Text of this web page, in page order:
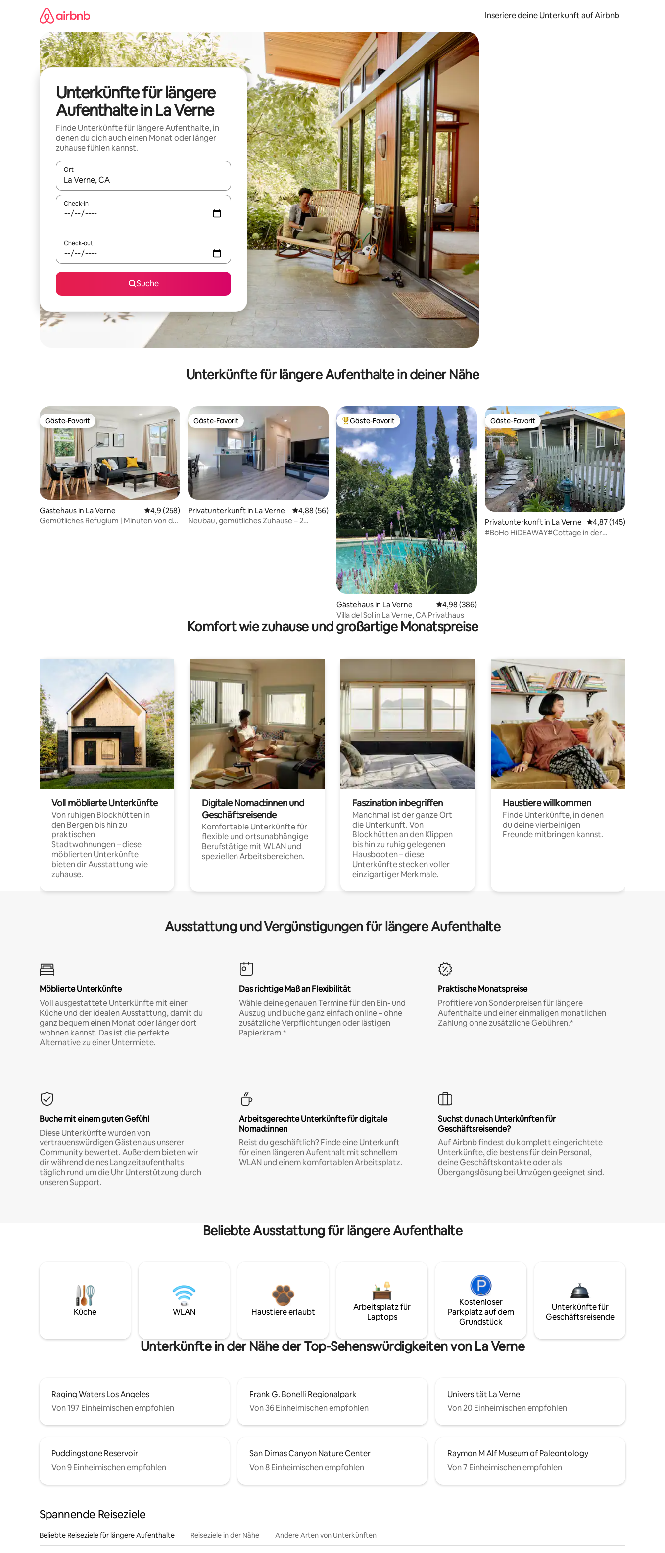
Inseriere deine Unterkunft auf Airbnb
Unterkünfte für längere
Aufenthalte in La Verne
Finde Unterkünfte für längere Aufenthalte, in
denen du dich auch einen Monat oder länger
zuhause fühlen kannst.
Ort
Wenn Ergebnisse verfügbar sind, navigiere mit den Pfeiltasten nach oben und unten oder erkunde die Ergebnisse durch Berühren oder Wischgesten.
Check-in
Check-out
Suche
Unterkünfte für längere Aufenthalte in deiner Nähe
Gäste-Favorit
Gäste-Favorit
Gästehaus in La Verne Durchschnittliche Bewertung: 4,9 von 5, 258 Bewertungen
4,9 (258)
Gemütliches Refugium | Minuten von der
Gäste-Favorit
Gäste-Favorit
Privatunterkunft in La Verne Durchschnittliche Bewertung: 4,88 von 5, 56 Bewertungen
4,88 (56)
Neubau, gemütliches Zuhause – 2
Beliebter Gäste-Favorit.
Gäste-Favorit
Gästehaus in La Verne Durchschnittliche Bewertung: 4,98 von 5, 386 Bewertungen
4,98 (386)
Villa del Sol in La Verne, CA Privathaus
Gäste-Favorit
Gäste-Favorit
Privatunterkunft in La Verne Durchschnittliche
4,87 (145)
#BoHo HiDEAWAY#Cottage in der
Komfort wie zuhause und großartige Monatspreise
Voll möblierte Unterkünfte
Von ruhigen Blockhütten in
den Bergen bis hin zu
praktischen
Stadtwohnungen – diese
möblierten Unterkünfte
bieten dir Ausstattung wie
zuhause.
Digitale Nomad:innen und
Geschäftsreisende
Komfortable Unterkünfte für
flexible und ortsunabhängige
Berufstätige mit WLAN und
speziellen Arbeitsbereichen.
Faszination inbegriffen
Manchmal ist der ganze Ort
die Unterkunft. Von
Blockhütten an den Klippen
bis hin zu ruhig gelegenen
Hausbooten – diese
Unterkünfte stecken voller
einzigartiger Merkmale.
Haustiere willkommen
Finde Unterkünfte, in denen
du deine vierbeinigen
Freunde mitbringen kannst.
Ausstattung und Vergünstigungen für längere Aufenthalte
Möblierte Unterkünfte
Voll ausgestattete Unterkünfte mit einer
Küche und der idealen Ausstattung, damit du
ganz bequem einen Monat oder länger dort
wohnen kannst. Das ist die perfekte
Alternative zu einer Untermiete.
Das richtige Maß an Flexibilität
Wähle deine genauen Termine für den Ein- und
Auszug und buche ganz einfach online – ohne
zusätzliche Verpflichtungen oder lästigen
Papierkram.*
Praktische Monatspreise
Profitiere von Sonderpreisen für längere
Aufenthalte und einer einmaligen monatlichen
Zahlung ohne zusätzliche Gebühren.*
Buche mit einem guten Gefühl
Diese Unterkünfte wurden von
vertrauenswürdigen Gästen aus unserer
Community bewertet. Außerdem bieten wir
dir während deines Langzeitaufenthalts
täglich rund um die Uhr Unterstützung durch
unseren Support.
Arbeitsgerechte Unterkünfte für digitale
Nomad:innen
Reist du geschäftlich? Finde eine Unterkunft
für einen längeren Aufenthalt mit schnellem
WLAN und einem komfortablen Arbeitsplatz.
Suchst du nach Unterkünften für
Geschäftsreisende?
Auf Airbnb findest du komplett eingerichtete
Unterkünfte, die bestens für dein Personal,
deine Geschäftskontakte oder als
Übergangslösung bei Umzügen geeignet sind.
Beliebte Ausstattung für längere Aufenthalte
Küche WLAN Haustiere erlaubt
Arbeitsplatz für
Laptops
Kostenloser
Parkplatz auf dem
Grundstück
Unterkünfte für
Geschäftsreisende
Unterkünfte in der Nähe der Top-Sehenswürdigkeiten von La Verne
Raging Waters Los Angeles
Von 197 Einheimischen empfohlen
Frank G. Bonelli Regionalpark
Von 36 Einheimischen empfohlen
Universität La Verne
Von 20 Einheimischen empfohlen
Puddingstone Reservoir
Von 9 Einheimischen empfohlen
San Dimas Canyon Nature Center
Von 8 Einheimischen empfohlen
Raymon M Alf Museum of Paleontology
Von 7 Einheimischen empfohlen
Spannende Reiseziele
Beliebte Reiseziele für längere Aufenthalte Reiseziele in der Nähe Andere Arten von Unterkünften